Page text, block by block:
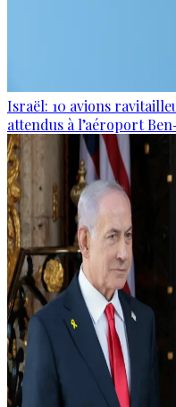
Israël: 10 avions
attendus à l’aéroport